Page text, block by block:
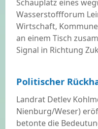
Schauplatz eines
Wasserstoffforum
Wirtschaft,
an einem Tisch
Signal in Richtung
Politischer
Landrat Detlev
Nienburg/Weser)
betonte die